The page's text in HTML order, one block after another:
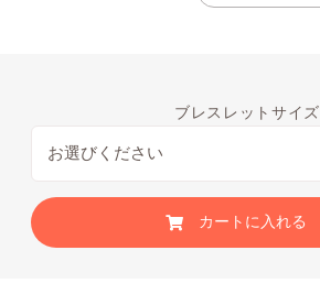
ブレスレットサイズ
カートに入れる